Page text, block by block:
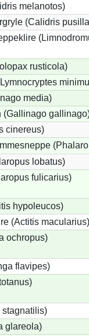
melanotos)
(Calidris
rusticola)
media)
(Gallinago
cinereus)
lobatus)
fulicarius)
hypoleucos)
(Actitis macularius)
ochropus)
flavipes)
stagnatilis)
glareola)